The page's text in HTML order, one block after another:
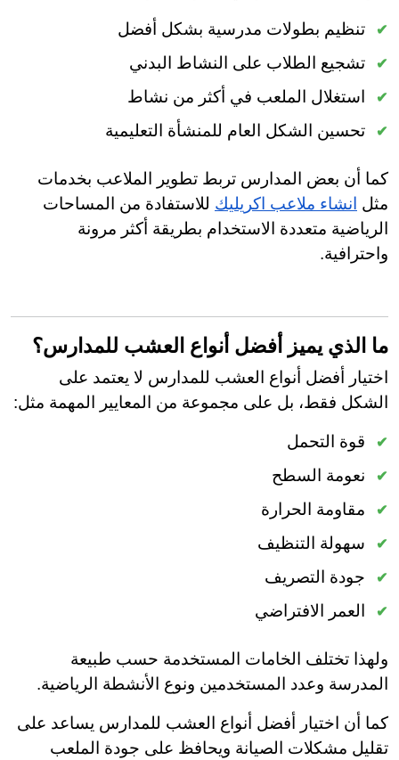
تنظيم بطولات مدرسية بشكل أفضل
تشجيع الطلاب على النشاط البدني
استغلال الملعب في أكثر من نشاط
تحسين الشكل العام للمنشأة التعليمية
كما أن بعض المدارس تربط تطوير الملاعب بخدمات
مثل انشاء ملاعب اكريليك للاستفادة من المساحات
الرياضية متعددة الاستخدام بطريقة أكثر مرونة
واحترافية.
ما الذي يميز أفضل أنواع العشب للمدارس؟
اختيار أفضل أنواع العشب للمدارس لا يعتمد على
الشكل فقط، بل على مجموعة من المعايير المهمة مثل:
قوة التحمل
نعومة السطح
مقاومة الحرارة
سهولة التنظيف
جودة التصريف
العمر الافتراضي
ولهذا تختلف الخامات المستخدمة حسب طبيعة
المدرسة وعدد المستخدمين ونوع الأنشطة الرياضية.
كما أن اختيار أفضل أنواع العشب للمدارس يساعد على
تقليل مشكلات الصيانة ويحافظ على جودة الملعب